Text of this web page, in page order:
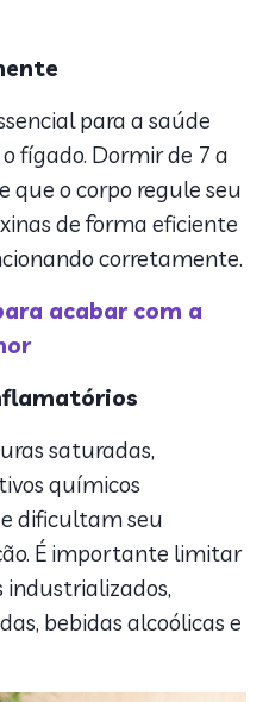
para a saúde
fígado. Dormir de 7 a
que o corpo regule seu
de forma eficiente
corretamente.
acabar com a
saturadas,
químicos
dificultam seu
É importante limitar
industrializados,
bebidas alcoólicas e